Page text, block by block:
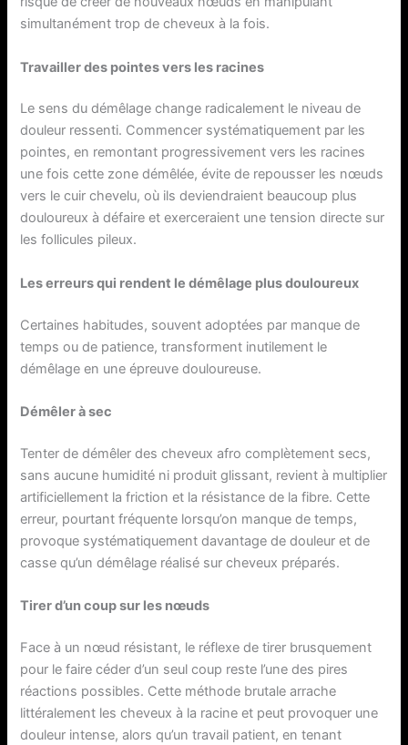
simultanément trop de cheveux à la fois.
Travailler des pointes vers les racines
Le sens du démêlage change radicalement le niveau de
douleur ressenti. Commencer systématiquement par les
pointes, en remontant progressivement vers les racines
une fois cette zone démêlée, évite de repousser les nœuds
vers le cuir chevelu, où ils deviendraient beaucoup plus
douloureux à défaire et exerceraient une tension directe sur
les follicules pileux.
Les erreurs qui rendent le démêlage plus douloureux
Certaines habitudes, souvent adoptées par manque de
temps ou de patience, transforment inutilement le
démêlage en une épreuve douloureuse.
Démêler à sec
Tenter de démêler des cheveux afro complètement secs,
sans aucune humidité ni produit glissant, revient à multiplier
artificiellement la friction et la résistance de la fibre. Cette
erreur, pourtant fréquente lorsqu’on manque de temps,
provoque systématiquement davantage de douleur et de
casse qu’un démêlage réalisé sur cheveux préparés.
Tirer d’un coup sur les nœuds
Face à un nœud résistant, le réflexe de tirer brusquement
pour le faire céder d’un seul coup reste l’une des pires
réactions possibles. Cette méthode brutale arrache
littéralement les cheveux à la racine et peut provoquer une
douleur intense, alors qu’un travail patient, en tenant